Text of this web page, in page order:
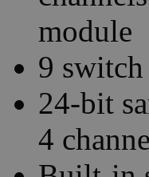
module
9
24-bit
4